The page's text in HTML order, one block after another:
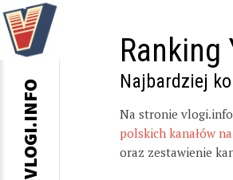
Ranking
Najbardziej
Na stronie
polskich kanałów
oraz zestawienie
VLOGI.INFO